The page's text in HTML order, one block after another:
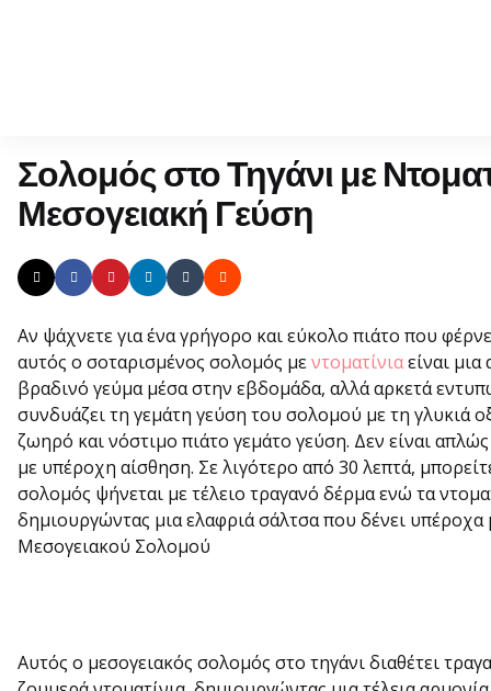
Σολομός στο Τηγάνι με
Μεσογειακή Γεύση
Αν ψάχνετε για ένα γρήγορο και εύκολο πιάτο που
αυτός ο σοταρισμένος σολομός μεντοματίνιαείναι μια
βραδινό γεύμα μέσα στην εβδομάδα, αλλά αρκετά
συνδυάζει τη γεμάτη γεύση του σολομού με τη γλυκιά
ζωηρό και νόστιμο πιάτο γεμάτο γεύση. Δεν είναι απλώς
με υπέροχη αίσθηση. Σε λιγότερο από 30 λεπτά,
σολομός ψήνεται με τέλειο τραγανό δέρμα ενώ τα
δημιουργώντας μια ελαφριά σάλτσα που δένει
Μεσογειακού Σολομού
Αυτός ο μεσογειακός σολομός στο τηγάνι διαθέτει